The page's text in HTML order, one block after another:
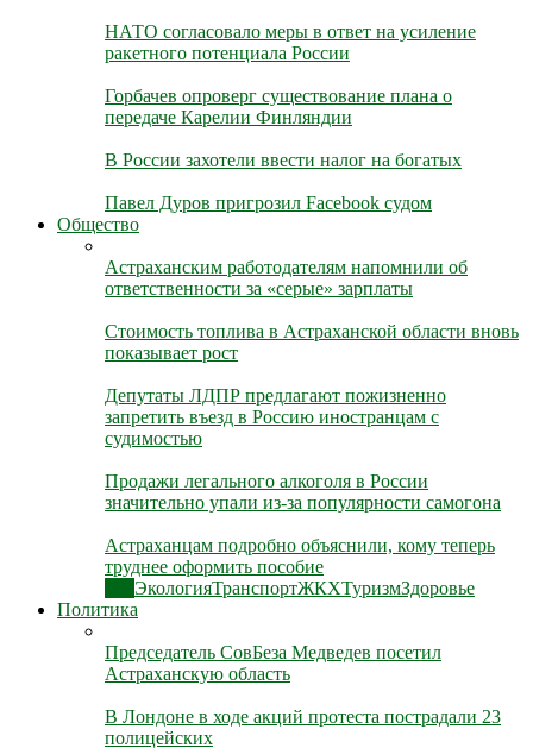
НАТО согласовало меры в ответ на усиление
ракетного потенциала России
Горбачев опроверг существование плана о
передаче Карелии Финляндии
В России захотели ввести налог на богатых
Павел Дуров пригрозил Facebook судом
Общество
Астраханским работодателям напомнили об
ответственности за «серые» зарплаты
Стоимость топлива в Астраханской области вновь
показывает рост
Депутаты ЛДПР предлагают пожизненно
запретить въезд в Россию иностранцам с
судимостью
Продажи легального алкоголя в России
значительно упали из-за популярности самогона
Астраханцам подробно объяснили, кому теперь
труднее оформить пособие
ЭкологияТранспортЖКХТуризмЗдоровье
Политика
Председатель СовБеза Медведев посетил
Астраханскую область
В Лондоне в ходе акций протеста пострадали 23
полицейских